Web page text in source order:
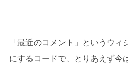
「最近のコメント」というウ
にするコードで、とりあえず今